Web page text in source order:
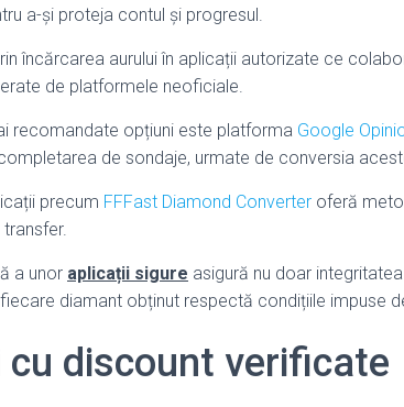
a-și proteja contul și progresul.
încărcarea aurului în aplicații autorizate ce
de platformele neoficiale.
recomandate opțiuni este platforma Google
de sondaje, urmate de conversia
precum FFFast Diamond Converter oferă
a unor aplicații sigure asigură nu doar
diamant obținut respectă condițiile impuse
discount verificate